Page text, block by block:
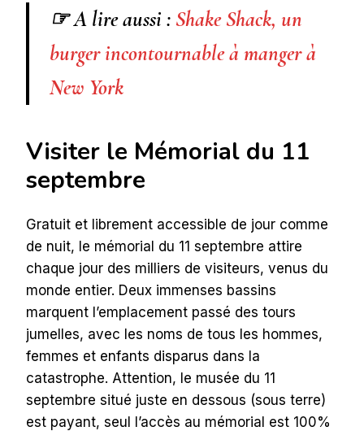
☞ A lire aussi : Shake Shack, un
burger incontournable à manger à
New York
Visiter le Mémorial du 11
septembre
Gratuit et librement accessible de jour comme
de nuit, le mémorial du 11 septembre attire
chaque jour des milliers de visiteurs, venus du
monde entier. Deux immenses bassins
marquent l’emplacement passé des tours
jumelles, avec les noms de tous les hommes,
femmes et enfants disparus dans la
catastrophe. Attention, le musée du 11
septembre situé juste en dessous (sous terre)
est payant, seul l’accès au mémorial est 100%